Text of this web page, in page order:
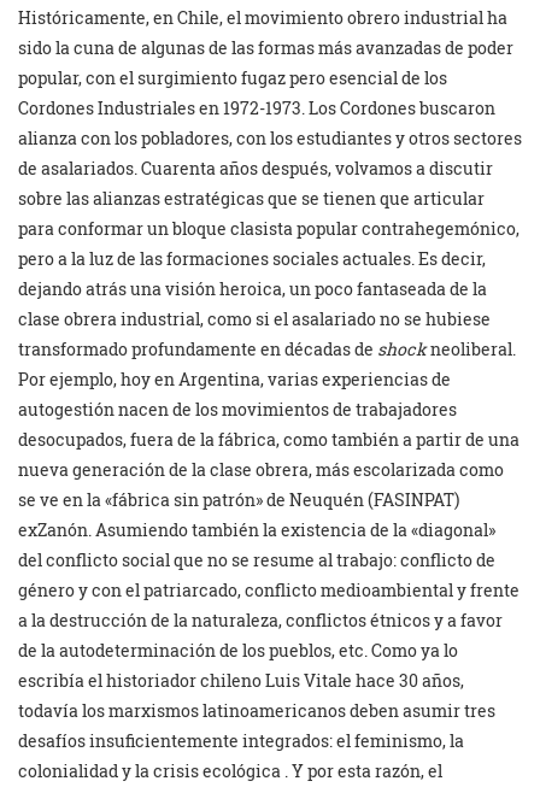
Históricamente, en Chile, el movimiento obrero industrial ha
sido la cuna de algunas de las formas más avanzadas de poder
popular, con el surgimiento fugaz pero esencial de los
Cordones Industriales en 1972-1973. Los Cordones buscaron
alianza con los pobladores, con los estudiantes y otros sectores
de asalariados. Cuarenta años después, volvamos a discutir
sobre las alianzas estratégicas que se tienen que articular
para conformar un bloque clasista popular contrahegemónico,
pero a la luz de las formaciones sociales actuales. Es decir,
dejando atrás una visión heroica, un poco fantaseada de la
clase obrera industrial, como si el asalariado no se hubiese
transformado profundamente en décadas de shockneoliberal.
Por ejemplo, hoy en Argentina, varias experiencias de
autogestión nacen de los movimientos de trabajadores
desocupados, fuera de la fábrica, como también a partir de una
nueva generación de la clase obrera, más escolarizada como
se ve en la «fábrica sin patrón» de Neuquén (FASINPAT)
exZanón. Asumiendo también la existencia de la «diagonal»
del conflicto social que no se resume al trabajo: conflicto de
género y con el patriarcado, conflicto medioambiental y frente
a la destrucción de la naturaleza, conflictos étnicos y a favor
de la autodeterminación de los pueblos, etc. Como ya lo
escribía el historiador chileno Luis Vitale hace 30 años,
todavía los marxismos latinoamericanos deben asumir tres
desafíos insuficientemente integrados: el feminismo, la
colonialidad y la crisis ecológica . Y por esta razón, el